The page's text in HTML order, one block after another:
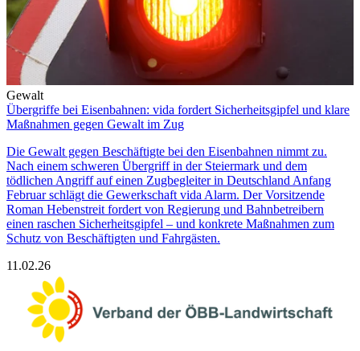
Gewalt
Übergriffe bei Eisenbahnen: vida fordert Sicherheitsgipfel und klare
Maßnahmen gegen Gewalt im Zug
Die Gewalt gegen Beschäftigte bei den Eisenbahnen nimmt zu.
Nach einem schweren Übergriff in der Steiermark und dem
tödlichen Angriff auf einen Zugbegleiter in Deutschland Anfang
Februar schlägt die Gewerkschaft vida Alarm. Der Vorsitzende
Roman Hebenstreit fordert von Regierung und Bahnbetreibern
einen raschen Sicherheitsgipfel – und konkrete Maßnahmen zum
Schutz von Beschäftigten und Fahrgästen.
11.02.26